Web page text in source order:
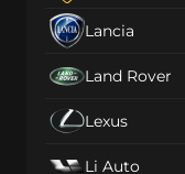
Lancia
Land Rover
Lexus
Li Auto